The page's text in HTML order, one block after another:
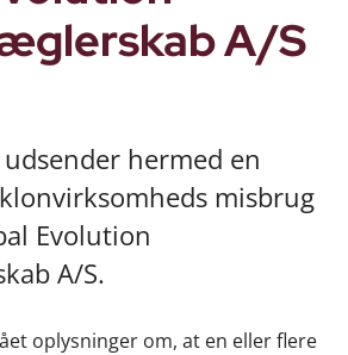
A/S
hermed en
misbrug
Evolution
A/S.
oplysninger om, at en eller flere